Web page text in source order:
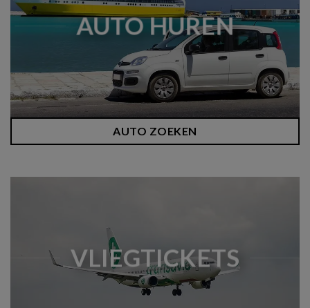
AUTO HUREN
AUTO ZOEKEN
VLIEGTICKETS